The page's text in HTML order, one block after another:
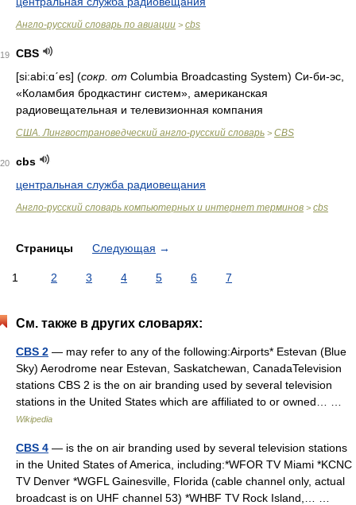
Англо-русский словарь по авиации > cbs
19
CBS
[si:аbi:ɑˊes] (сокр. от Columbia Broadcasting System) Си-би-эс,
«Коламбия бродкастинг систем», американская
радиовещательная и телевизионная компания
США. Лингвострановедческий англо-русский словарь > CBS
20
cbs
центральная служба радиовещания
Англо-русский словарь компьютерных и интернет терминов > cbs
Страницы Следующая →
1 2 3 4 5 6 7
См. также в других словарях:
CBS 2 — may refer to any of the following:Airports* Estevan (Blue
Sky) Aerodrome near Estevan, Saskatchewan, CanadaTelevision
stations CBS 2 is the on air branding used by several television
stations in the United States which are affiliated to or owned… …
Wikipedia
CBS 4 — is the on air branding used by several television stations
in the United States of America, including:*WFOR TV Miami *KCNC
TV Denver *WGFL Gainesville, Florida (cable channel only, actual
broadcast is on UHF channel 53) *WHBF TV Rock Island,… …